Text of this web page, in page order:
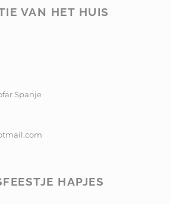
VAN HET HUIS
Spanje
HAPJES